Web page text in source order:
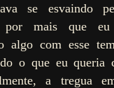
se esvaindo
mais que eu
algo com esse
o que eu queria
a tregua